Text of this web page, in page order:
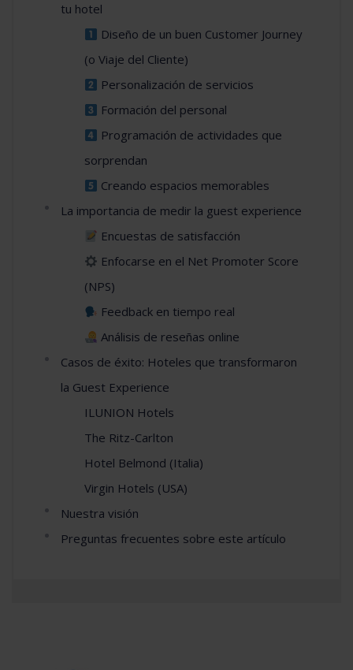
tu hotel
Diseño de un buen Customer Journey
(o Viaje del Cliente)
Personalización de servicios
Formación del personal
Programación de actividades que
sorprendan
Creando espacios memorables
La importancia de medir la guest experience
Encuestas de satisfacción
Enfocarse en el Net Promoter Score
(NPS)
Feedback en tiempo real
Análisis de reseñas online
Casos de éxito: Hoteles que transformaron
la Guest Experience
ILUNION Hotels
The Ritz-Carlton
Hotel Belmond (Italia)
Virgin Hotels (USA)
Nuestra visión
Preguntas frecuentes sobre este artículo